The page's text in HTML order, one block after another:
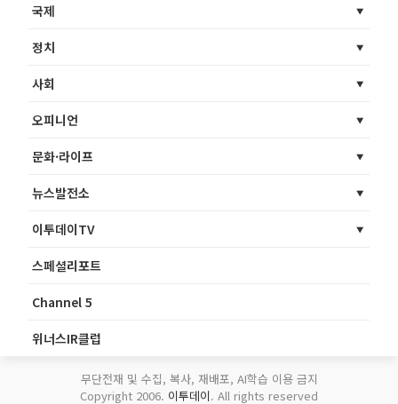
국제
정치
사회
오피니언
문화·라이프
뉴스발전소
이투데이TV
스페셜리포트
Channel 5
위너스IR클럽
무단전재 및 수집, 복사, 재배포, AI학습 이용 금지
Copyright 2006. 이투데이. All rights reserved